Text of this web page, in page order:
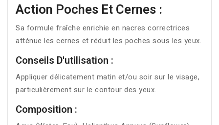
Action Poches Et Cernes :
Sa formule fraîche enrichie en nacres correctrices
atténue les cernes et réduit les poches sous les yeux.
Conseils D'utilisation :
Appliquer délicatement matin et/ou soir sur le visage,
particulièrement sur le contour des yeux.
Composition :